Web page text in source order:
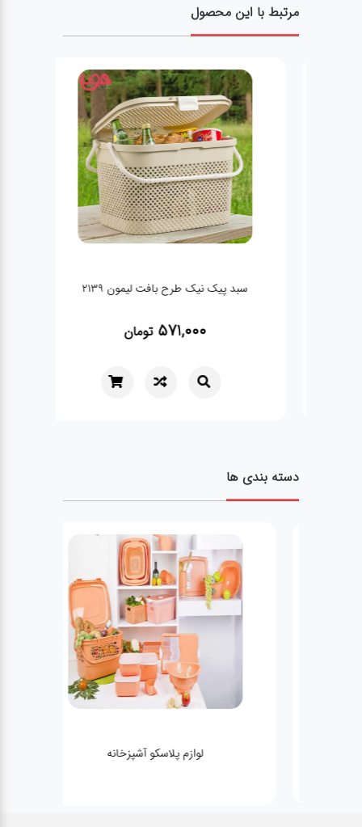
مرتبط با این محصول
سبد پیک نیک طرح بافت لیمون 2139
571,000 تومان
دسته بندی ها
لوازم پلاسکو آشپزخانه